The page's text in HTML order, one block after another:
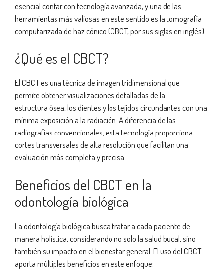
esencial contar con tecnología avanzada, y una de las
herramientas más valiosas en este sentido es la tomografía
computarizada de haz cónico (CBCT, por sus siglas en inglés).
¿Qué es el CBCT?
El CBCT es una técnica de imagen tridimensional que
permite obtener visualizaciones detalladas de la
estructura ósea, los dientes y los tejidos circundantes con una
mínima exposición a la radiación. A diferencia de las
radiografías convencionales, esta tecnología proporciona
cortes transversales de alta resolución que facilitan una
evaluación más completa y precisa.
Beneficios del CBCT en la
odontología biológica
La odontología biológica busca tratar a cada paciente de
manera holística, considerando no solo la salud bucal, sino
también su impacto en el bienestar general. El uso del CBCT
aporta múltiples beneficios en este enfoque: